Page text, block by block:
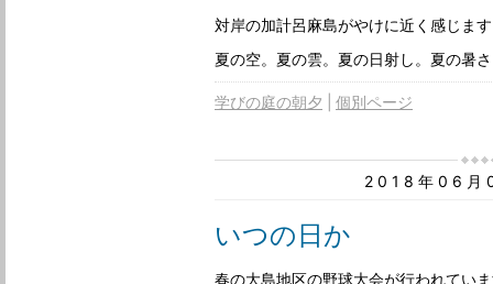
対岸の加計呂麻島がやけに近く感じま
夏の空。夏の雲。夏の日射し。夏の暑
学びの庭の朝夕 個別ページ
2018年06月
いつの日か
春の大島地区の野球大会が行われてい